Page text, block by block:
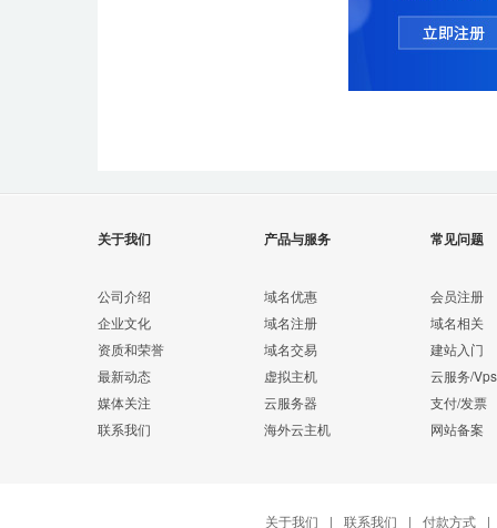
关于我们
公司介绍
企业文化
资质和荣誉
最新动态
媒体关注
联系我们
产品与服务
域名优惠
域名注册
域名交易
虚拟主机
云服务器
海外云主机
常见问题
会员注册
域名相关
建站入门
云服务/Vps
支付/发票
网站备案
关于我们 | 联系我们 | 付款方式
|